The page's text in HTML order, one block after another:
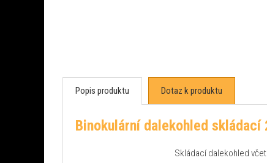
Popis produktu Dotaz k produktu
Binokulární dalekohled skládací
Skládací dalekohled